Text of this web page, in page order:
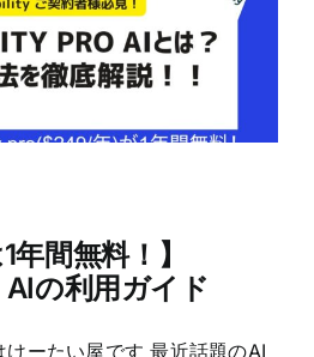
年間無料！】
の利用ガイド
ーたい屋です 最近話題のAI